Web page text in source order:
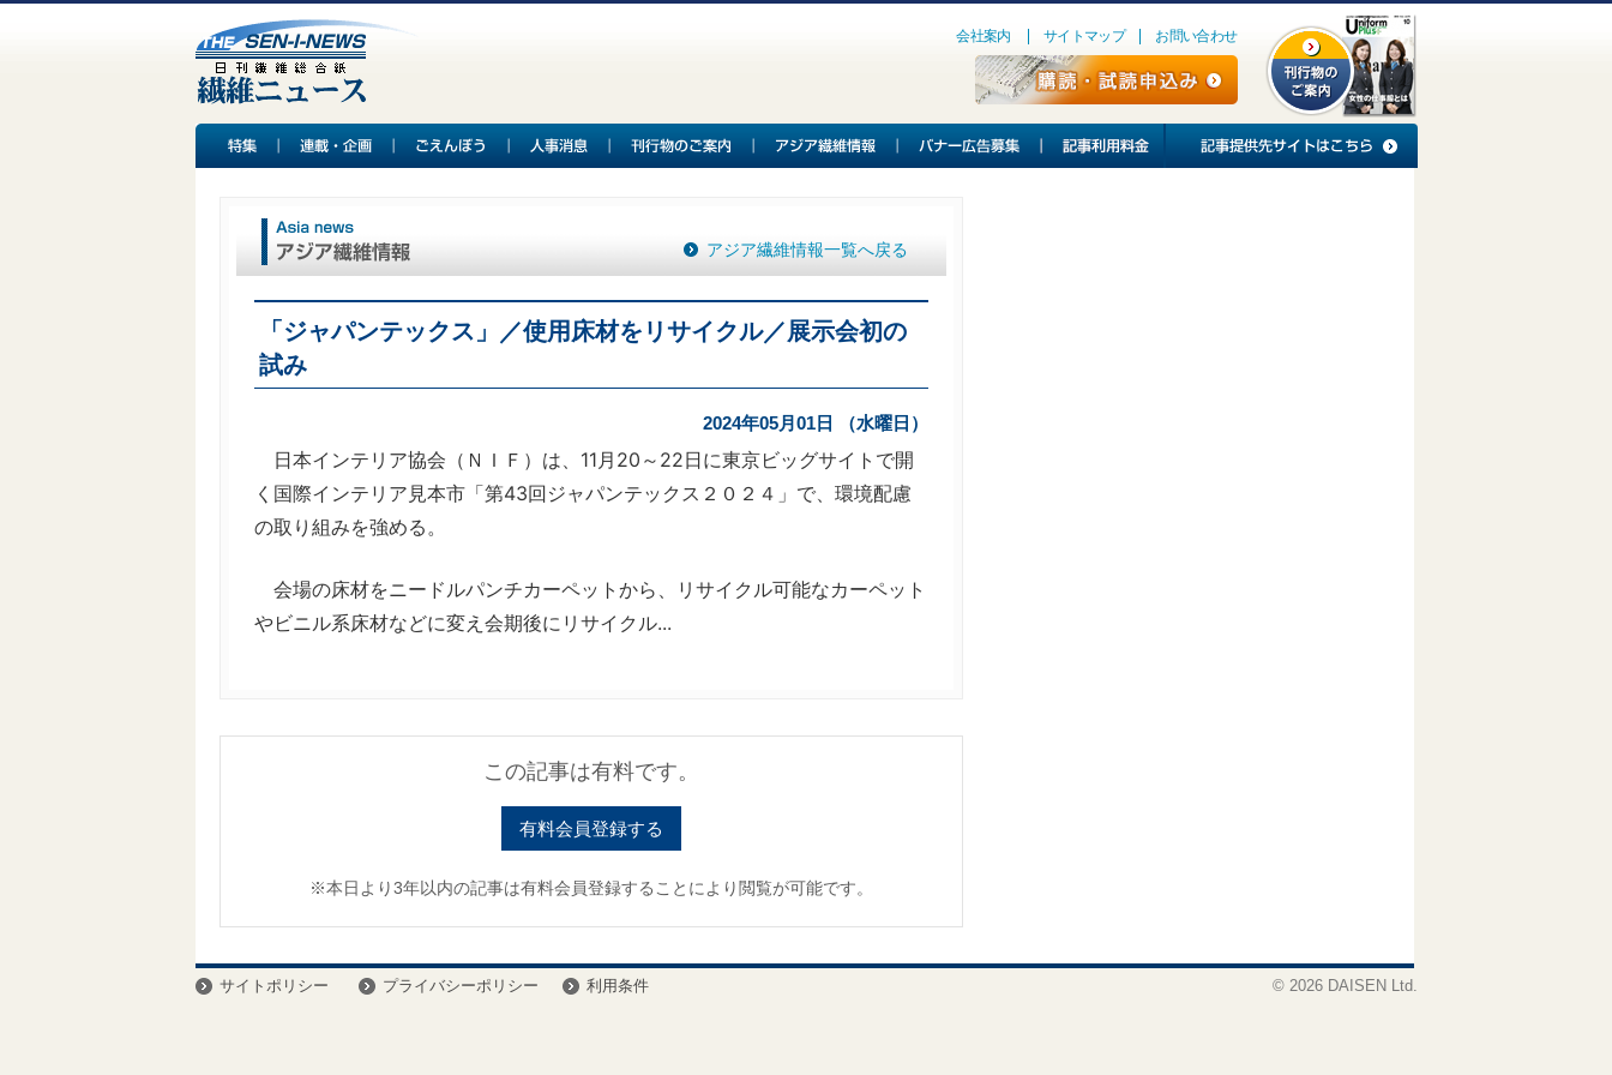
会社案内 サイトマップ お問い合わせ
アジア繊維情報一覧へ戻る
「ジャパンテックス」／使用床材をリサイクル／展示会初の
試み
2024年05月01日 （水曜日）
日本インテリア協会（ＮＩＦ）は、11月20～22日に東京ビッグサイトで開
く国際インテリア見本市「第43回ジャパンテックス２０２４」で、環境配慮
の取り組みを強める。
会場の床材をニードルパンチカーペットから、リサイクル可能なカーペット
やビニル系床材などに変え会期後にリサイクル...
この記事は有料です。
有料会員登録する
※本日より3年以内の記事は有料会員登録することにより閲覧が可能です。
サイトポリシー プライバシーポリシー 利用条件 © 2026 DAISEN Ltd.